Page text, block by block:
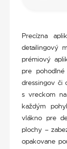
Precízna
detailingový
prémiový
pre
dressingov či
s vreckom
každým
vlákno pre
plochy –
opakovane